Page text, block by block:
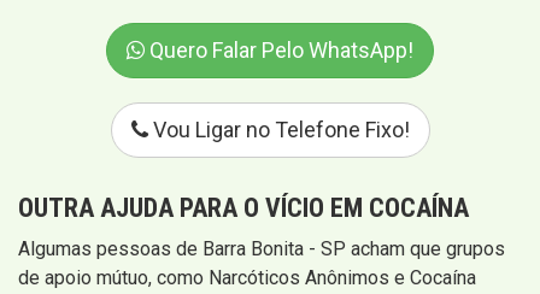
Quero Falar Pelo WhatsApp!
Vou Ligar no Telefone Fixo!
OUTRA AJUDA PARA O VÍCIO EM COCAÍNA
Algumas pessoas de Barra Bonita - SP acham que grupos
de apoio mútuo, como Narcóticos Anônimos e Cocaína